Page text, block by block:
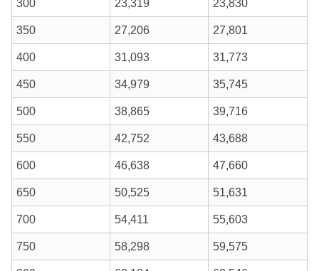
300 23,319 23,830
350 27,206 27,801
400 31,093 31,773
450 34,979 35,745
500 38,865 39,716
550 42,752 43,688
600 46,638 47,660
650 50,525 51,631
700 54,411 55,603
750 58,298 59,575